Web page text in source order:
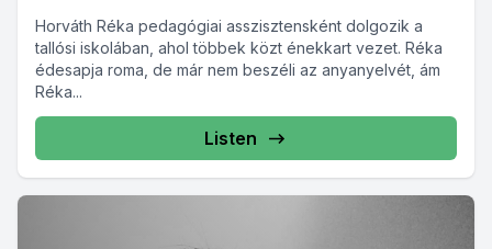
Horváth Réka pedagógiai asszisztensként dolgozik a
tallósi iskolában, ahol többek közt énekkart vezet. Réka
édesapja roma, de már nem beszéli az anyanyelvét, ám
Réka...
Listen